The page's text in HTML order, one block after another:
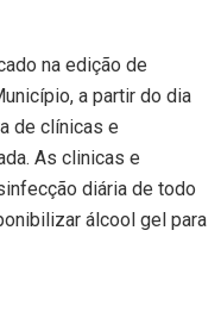
na edição de
a partir do dia
de clínicas e
As clinicas e
diária de todo
álcool gel para